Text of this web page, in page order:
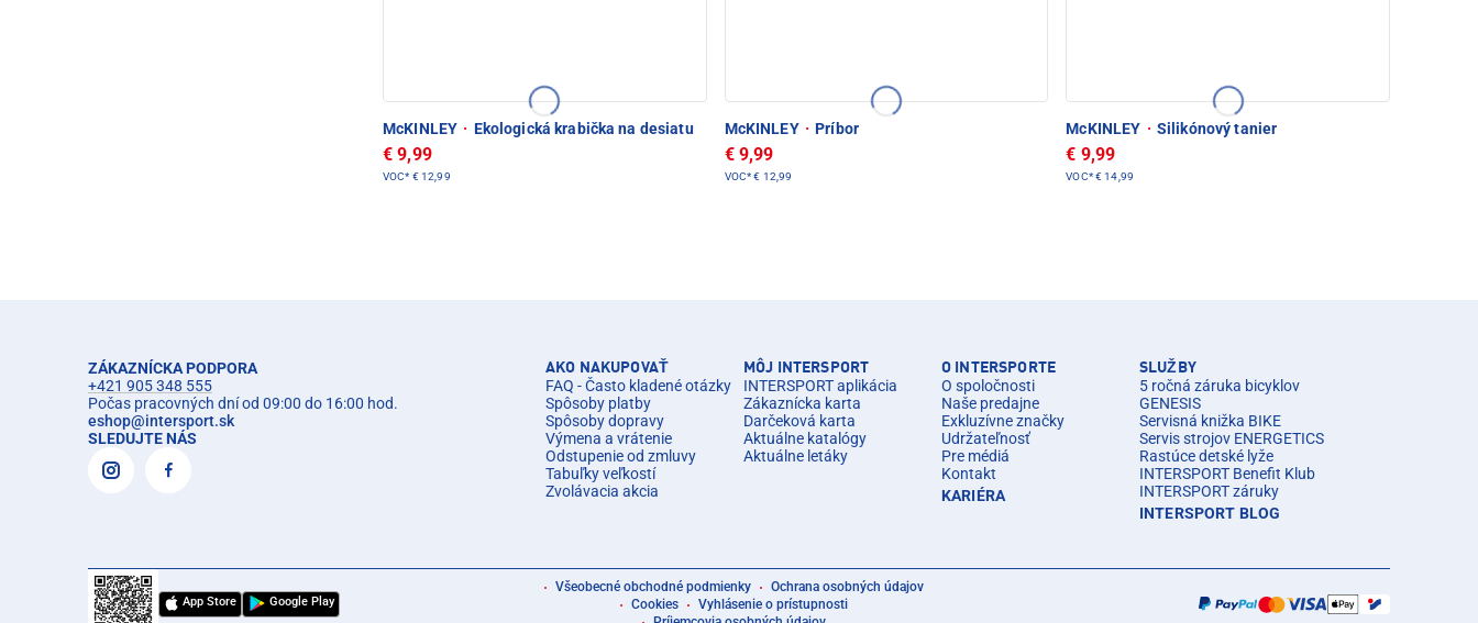
McKINLEY · Ekologická krabička na desiatu
€ 9,99
VOC* € 12,99
McKINLEY · Príbor
€ 9,99
VOC*€ 12,99
McKINLEY · Silikónový tanier
€ 9,99
VOC*€ 14,99
ZÁKAZNÍCKA PODPORA
+421 905 348 555
Počas pracovných dní od 09:00 do 16:00 hod.
eshop@intersport.sk
SLEDUJTE NÁS
AKO NAKUPOVAŤ
FAQ - Často kladené otázky
Spôsoby platby
Spôsoby dopravy
Výmena a vrátenie
Odstupenie od zmluvy
Tabuľky veľkostí
Zvolávacia akcia
MÔJ INTERSPORT
INTERSPORT aplikácia
Zákaznícka karta
Darčeková karta
Aktuálne katalógy
Aktuálne letáky
O INTERSPORTE
O spoločnosti
Naše predajne
Exkluzívne značky
Udržateľnosť
Pre médiá
Kontakt
KARIÉRA
SLUŽBY
5 ročná záruka bicyklov
GENESIS
Servisná knižka BIKE
Servis strojov ENERGETICS
Rastúce detské lyže
INTERSPORT Benefit Klub
INTERSPORT záruky
INTERSPORT BLOG
App Store Google Play
Všeobecné obchodné podmienky
Ochrana osobných údajov
Cookies
Vyhlásenie o prístupnosti